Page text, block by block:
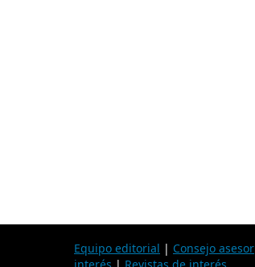
Equipo editorial | Consejo asesor